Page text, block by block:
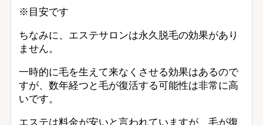
※目安です
ちなみに、エステサロンは永久脱毛の効果があり
ません。
一時的に毛を生えて来なくさせる効果はあるので
すが、数年経つと毛が復活する可能性は非常に高
いです。
エステは料金が安いと言われていますが、毛が復